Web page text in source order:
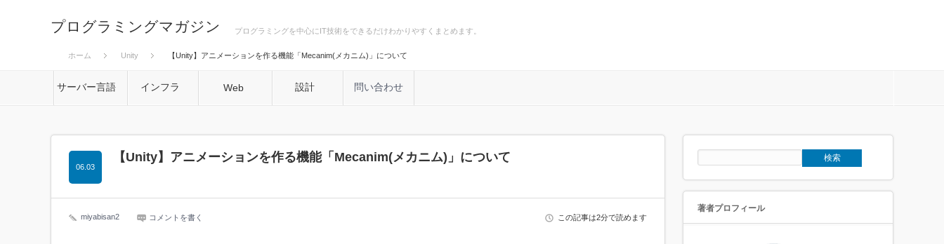
プログラミングマガジン プログラミングを中心にIT技術をできるだけわかりやすくまとめます。
ホーム Unity 【Unity】アニメーションを作る機能「Mecanim(メカニム)」について
サーバー言語 インフラ Web 設計 問い合わせ
【Unity】アニメーションを作る機能「Mecanim(メカニム)」について
06.03
miyabisan2 コメントを書く この記事は2分で読めます
著者プロフィール